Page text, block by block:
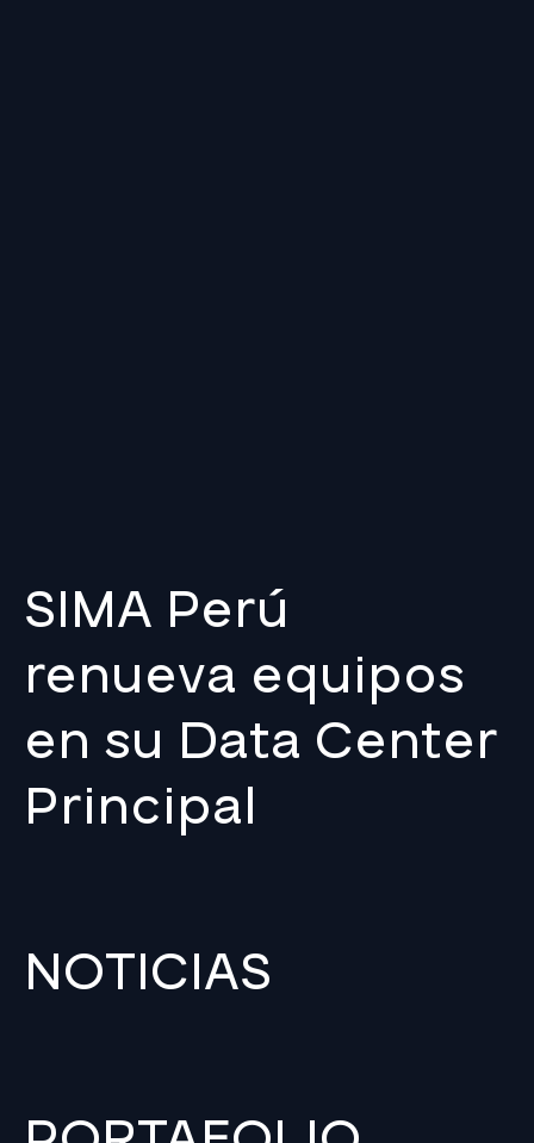
SIMA Perú
renueva equipos
en su Data Center
Principal
NOTICIAS